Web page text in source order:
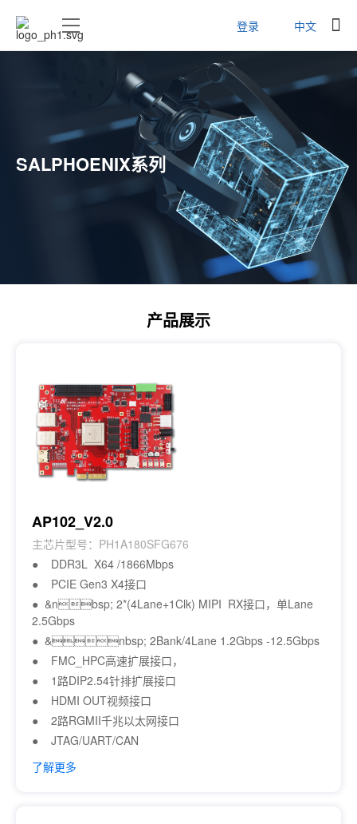
登录 中文
SALPHOENIX系列
产品展示
AP102_V2.0
主芯片型号：PH1A180SFG676
● DDR3L X64 /1866Mbps
● PCIE Gen3 X4接口
● &nbsp; 2*(4Lane+1Clk) MIPI RX接口，单Lane
2.5Gbps
● &nbsp; 2Bank/4Lane 1.2Gbps -12.5Gbps
● FMC_HPC高速扩展接口，
● 1路DIP2.54针排扩展接口
● HDMI OUT视频接口
● 2路RGMII千兆以太网接口
● JTAG/UART/CAN
了解更多